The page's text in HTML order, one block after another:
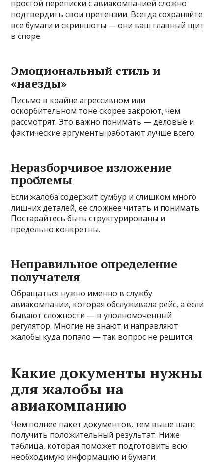
простой переписки с авиакомпанией сложно
подтвердить свои претензии. Всегда сохраняйте
все бумаги и скриншоты — они ваш главный щит
в споре.
Эмоциональный стиль и
«наезды»
Письмо в крайне агрессивном или
оскорбительном тоне скорее закроют, чем
рассмотрят. Это важно понимать — деловые и
фактические аргументы работают лучше всего.
Неразборчивое изложение
проблемы
Если жалоба содержит сумбур и слишком много
лишних деталей, её сложнее читать и понимать.
Постарайтесь быть структурированы и
предельно конкретны.
Неправильное определение
получателя
Обращаться нужно именно в службу
авиакомпании, которая обслуживала рейс, а если
бывают сложности — в уполномоченный
регулятор. Многие не знают и направляют
жалобы куда попало — так вопрос не решится.
Какие документы нужны
для жалобы на
авиакомпанию
Чем полнее пакет документов, тем выше шанс
получить положительный результат. Ниже
таблица, которая поможет подготовить всю
необходимую информацию и бумаги: